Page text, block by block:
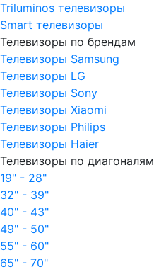
Triluminos телевизоры
Smart телевизоры
Телевизоры по брендам
Телевизоры Samsung
Телевизоры LG
Телевизоры Sony
Телевизоры Xiaomi
Телевизоры Philips
Телевизоры Haier
Телевизоры по диагоналям
19" - 28"
32" - 39"
40" - 43"
49" - 50"
55" - 60"
65" - 70"